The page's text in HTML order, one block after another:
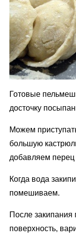
Готовые
досточку
Можем
большую
добавляем
Когда вода
помешиваем.
После
поверхность,